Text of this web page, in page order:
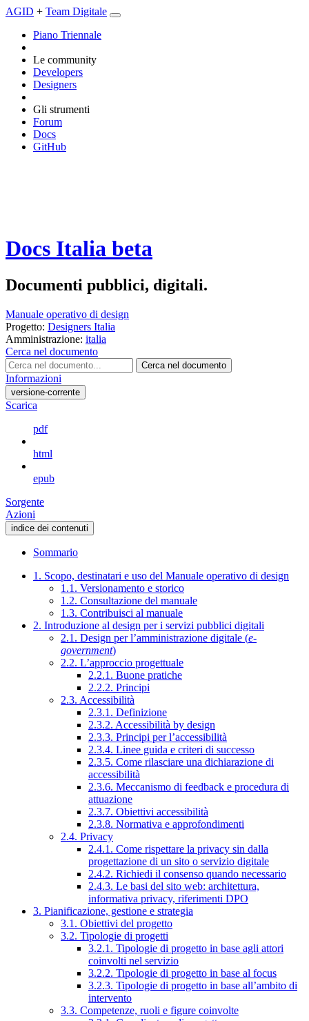
AGID + Team Digitale
Piano Triennale
Le community
Developers
Designers
Gli strumenti
Forum
Docs
GitHub
Docs Italia beta
Documenti pubblici, digitali.
Manuale operativo di design
Progetto: Designers Italia
Amministrazione: italia
Cerca nel documento
Cerca nel documento
Informazioni
versione-corrente
Scarica
pdf
html
epub
Sorgente
Azioni
indice dei contenuti
Sommario
1. Scopo, destinatari e uso del Manuale operativo di design
1.1. Versionamento e storico
1.2. Consultazione del manuale
1.3. Contribuisci al manuale
2. Introduzione al design per i servizi pubblici digitali
2.1. Design per l’amministrazione digitale (e-
government)
2.2. L’approccio progettuale
2.2.1. Buone pratiche
2.2.2. Principi
2.3. Accessibilità
2.3.1. Definizione
2.3.2. Accessibilità by design
2.3.3. Principi per l’accessibilità
2.3.4. Linee guida e criteri di successo
2.3.5. Come rilasciare una dichiarazione di
accessibilità
2.3.6. Meccanismo di feedback e procedura di
attuazione
2.3.7. Obiettivi accessibilità
2.3.8. Normativa e approfondimenti
2.4. Privacy
2.4.1. Come rispettare la privacy sin dalla
progettazione di un sito o servizio digitale
2.4.2. Richiedi il consenso quando necessario
2.4.3. Le basi del sito web: architettura,
informativa privacy, riferimenti DPO
3. Pianificazione, gestione e strategia
3.1. Obiettivi del progetto
3.2. Tipologie di progetti
3.2.1. Tipologie di progetto in base agli attori
coinvolti nel servizio
3.2.2. Tipologie di progetto in base al focus
3.2.3. Tipologie di progetto in base all’ambito di
intervento
3.3. Competenze, ruoli e figure coinvolte